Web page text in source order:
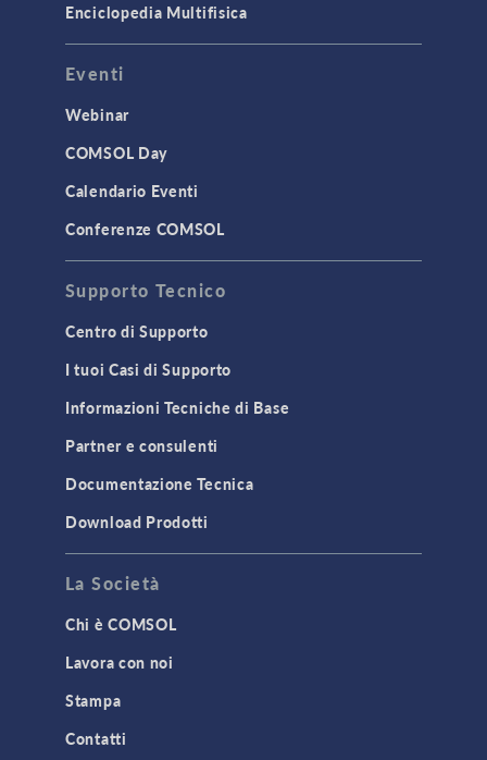
Enciclopedia Multifisica
Eventi
Webinar
COMSOL Day
Calendario Eventi
Conferenze COMSOL
Supporto Tecnico
Centro di Supporto
I tuoi Casi di Supporto
Informazioni Tecniche di Base
Partner e consulenti
Documentazione Tecnica
Download Prodotti
La Società
Chi è COMSOL
Lavora con noi
Stampa
Contatti